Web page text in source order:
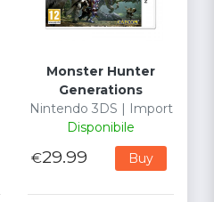
Monster Hunter
Generations
Nintendo 3DS | Import
Disponibile
€29.99 Buy